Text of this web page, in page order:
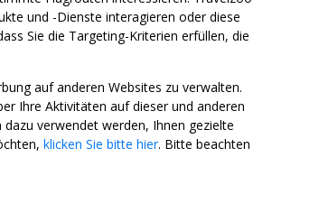
und -Dienste interagieren oder diese
Sie die Targeting-Kriterien erfüllen, die
auf anderen Websites zu verwalten.
Ihre Aktivitäten auf dieser und anderen
verwendet werden, Ihnen gezielte
klicken Sie bitte hier. Bitte beachten